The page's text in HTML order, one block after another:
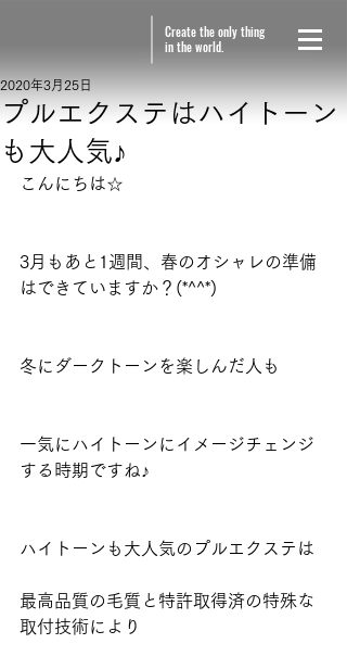
Create the only thing
in the world.
プルエクステはハイトーン
も大人気♪
2020年3月25日
こんにちは☆
3月もあと1週間、春のオシャレの準備
はできていますか？(*^^*)
冬にダークトーンを楽しんだ人も
一気にハイトーンにイメージチェンジ
する時期ですね♪
ハイトーンも大人気のプルエクステは
最高品質の毛質と特許取得済の特殊な
取付技術により